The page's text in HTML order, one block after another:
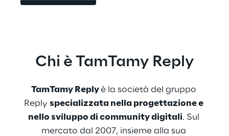
Chi è TamTamy Reply
TamTamy Reply è la società del gruppo
Reply specializzata nella progettazione e
nello sviluppo di community digitali. Sul
mercato dal 2007, insieme alla sua